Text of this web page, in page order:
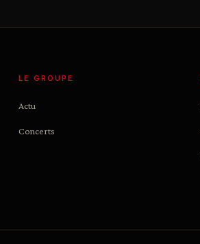
LE GROUPE
Actu
Concerts